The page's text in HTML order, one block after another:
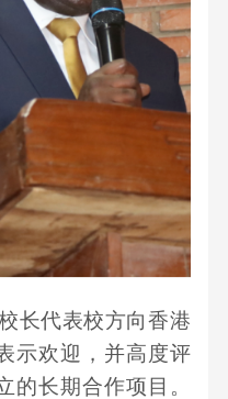
长代表校方向香港
示欢迎，并高度评
的长期合作项目 。